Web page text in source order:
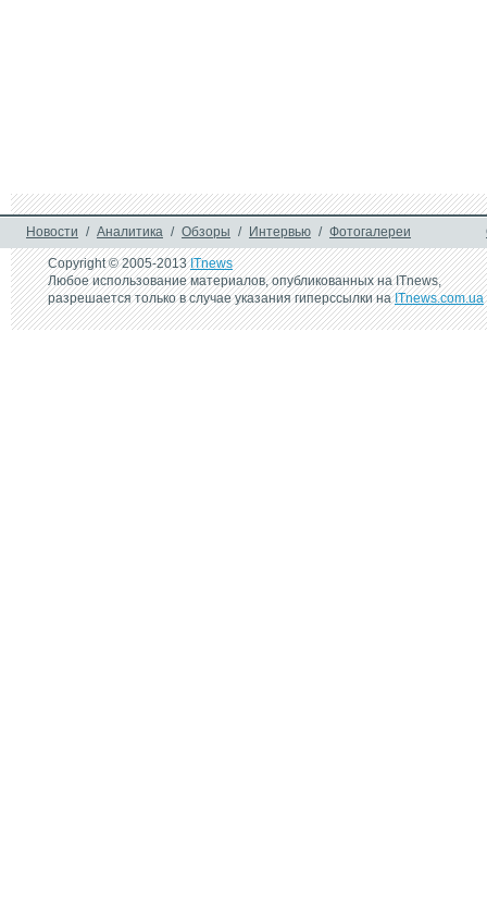
Новости / Аналитика / Обзоры / Интервью / Фотогалереи
Copyright © 2005-2013ITnews
Любое использование материалов, опубликованных на ITnews,
разрешается только в случае указания гиперссылки наITnews.com.ua